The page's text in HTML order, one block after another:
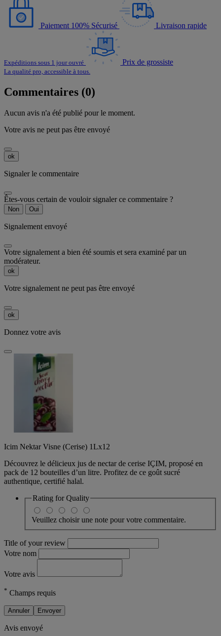
Paiement 100% Sécurisé Livraison rapide
Expéditions sous 1 jour ouvré Prix de grossiste
La qualité pro, accessible à tous.
Commentaires (0)
Aucun avis n'a été publié pour le moment.
Votre avis ne peut pas être envoyé
ok
Signaler le commentaire
Êtes-vous certain de vouloir signaler ce commentaire ?
Non Oui
Signalement envoyé
Votre signalement a bien été soumis et sera examiné par un
modérateur.
ok
Votre signalement ne peut pas être envoyé
ok
Donnez votre avis
Icim Nektar Visne (Cerise) 1Lx12
Découvrez le délicieux jus de nectar de cerise IÇIM, proposé en
pack de 12 bouteilles d’un litre. Profitez de ce goût sucré
authentique, certifié halal.
Rating forQuality
Veuillez choisir une note pour votre commentaire.
Title of your review
Votre nom
Votre avis
* Champs requis
Annuler Envoyer
Avis envoyé